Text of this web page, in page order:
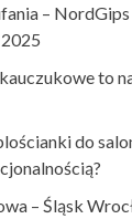
–
to
do
– Śląsk